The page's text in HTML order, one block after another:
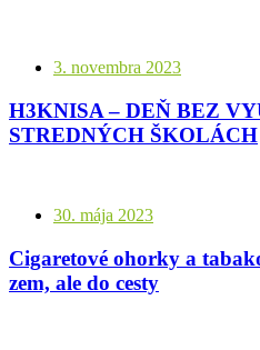
3. novembra 2023
H3KNISA – DEŇ BEZ
STREDNÝCH ŠKOLÁCH
30. mája 2023
Cigaretové ohorky a
zem, ale do cesty